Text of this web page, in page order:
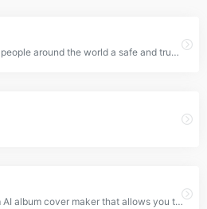
The App Store gives people around the world a safe and trusted place to discover apps that meet our high standards for privacy, security, and content.
Daft Art is a premium AI album cover maker that allows you to create an amazing, high quality artwork for your album or track cover within a few minutes, with the help of curated aesthetics and a simple editor.